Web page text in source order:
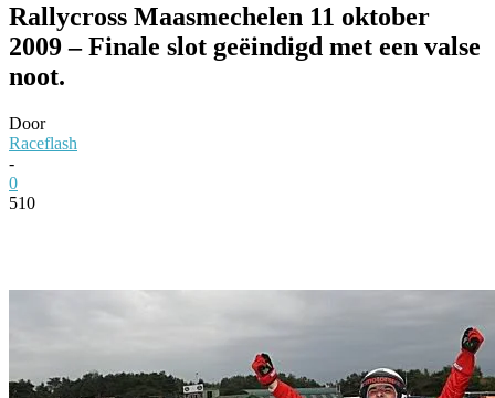
Rallycross Maasmechelen 11 oktober
2009 – Finale slot geëindigd met een valse
noot.
Door
Raceflash
-
0
510